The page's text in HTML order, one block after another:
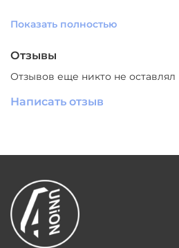
Назначение: для ванной комнаты
Стиль: cовременный
Материал: искусственный камень
Производитель: Южный Китай
Показать полностью
Отзывы
Отзывов еще никто не оставлял
Написать отзыв